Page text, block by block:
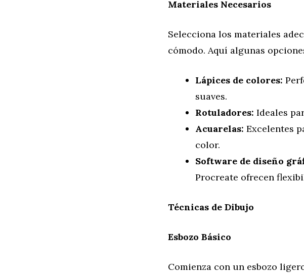
Materiales Necesarios
Selecciona los materiales
cómodo. Aquí algunas
Lápices de colores:
suaves.
Rotuladores: Ideales
Acuarelas: Excelentes
color.
Software de diseño
Procreate ofrecen
Técnicas de Dibujo
Esbozo Básico
Comienza con un esbozo